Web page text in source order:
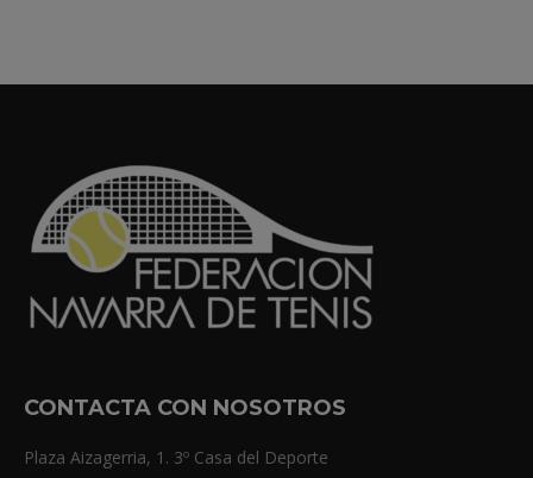
CONTACTA CON NOSOTROS
Plaza Aizagerria, 1. 3º Casa del Deporte